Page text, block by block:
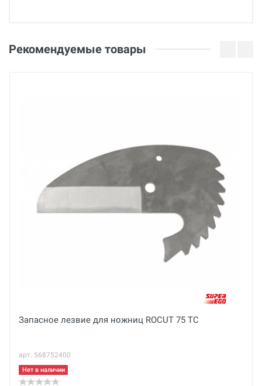
12 месяцев
KRAFTOOL
Основные
Вес брутто
Габариты с упаковкой (ДхШхВ)
см
Оценка
Ваше сообщение
Рекомендуемые товары
Запасное лезвие для ножниц ROCUT 75 TC
арт. 568752400
Нет в наличии